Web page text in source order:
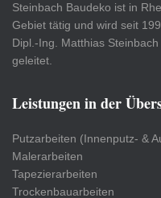
Steinbach Baudeko ist in
Gebiet tätig und wird seit
Dipl.-Ing. Matthias
geleitet.
Leistungen in der
Putzarbeiten (Innenputz- &
Malerarbeiten
Tapezierarbeiten
Trockenbauarbeiten